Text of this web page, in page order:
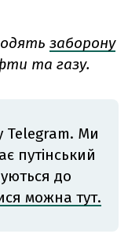
заборону
та газу.
Telegram. Ми
путінський
до
можна тут.